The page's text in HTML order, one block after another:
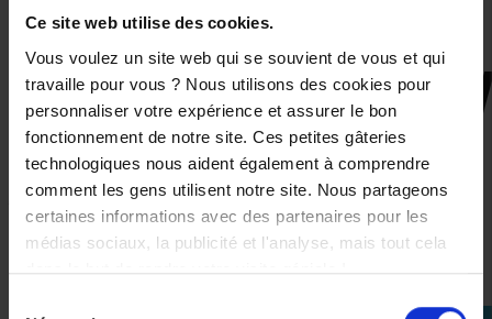
Ce site web utilise des cookies.
Vous voulez un site web qui se souvient de vous et qui
travaille pour vous ? Nous utilisons des cookies pour
personnaliser votre expérience et assurer le bon
fonctionnement de notre site. Ces petites gâteries
technologiques nous aident également à comprendre
comment les gens utilisent notre site. Nous partageons
certaines informations avec des partenaires pour les
médias sociaux, la publicité et l'analyse, mais tout cela
dans le but de rendre votre visite géniale !
CES PRODUITS SONT
SUSCEPTIBLES DE VOUS
INTÉRESSER